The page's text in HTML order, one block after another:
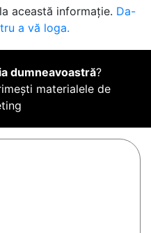
această informație. Da-
a vă loga.
dumneavoastră?
materialele de